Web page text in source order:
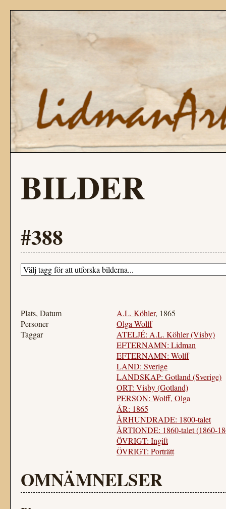
BILDER
#388
Plats, Datum A.L. Köhler, 1865
Personer
Olga Wolff
Taggar
ATELJÉ: A.L. Köhler (Visby)
EFTERNAMN: Lidman
EFTERNAMN: Wolff
LAND: Sverige
LANDSKAP: Gotland (Sverige)
ORT: Visby (Gotland)
PERSON: Wolff, Olga
ÅR: 1865
ÅRHUNDRADE: 1800-talet
ÅRTIONDE: 1860-talet (1860-
ÖVRIGT: Ingift
ÖVRIGT: Porträtt
OMNÄMNELSER